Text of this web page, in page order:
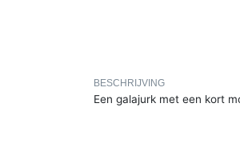
BESCHRIJVING
Een galajurk met een kort